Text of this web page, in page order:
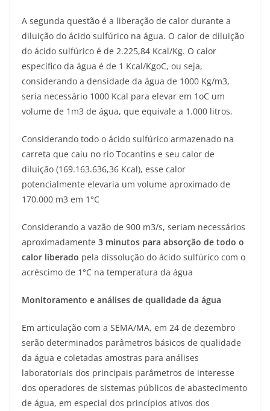
A segunda questão é a liberação de calor durante a
diluição do ácido sulfúrico na água. O calor de diluição
do ácido sulfúrico é de 2.225,84 Kcal/Kg. O calor
específico da água é de 1 Kcal/KgoC, ou seja,
considerando a densidade da água de 1000 Kg/m3,
seria necessário 1000 Kcal para elevar em 1oC um
volume de 1m3 de água, que equivale a 1.000 litros.
Considerando todo o ácido sulfúrico armazenado na
carreta que caiu no rio Tocantins e seu calor de
diluição (169.163.636,36 Kcal), esse calor
potencialmente elevaria um volume aproximado de
170.000 m3 em 1°C
Considerando a vazão de 900 m3/s, seriam necessários
aproximadamente 3 minutos para absorção de todo o
calor liberado pela dissolução do ácido sulfúrico com o
acréscimo de 1°C na temperatura da água
Monitoramento e análises de qualidade da água
Em articulação com a SEMA/MA, em 24 de dezembro
serão determinados parâmetros básicos de qualidade
da água e coletadas amostras para análises
laboratoriais dos principais parâmetros de interesse
dos operadores de sistemas públicos de abastecimento
de água, em especial dos princípios ativos dos